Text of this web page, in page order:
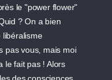
le "power flower"
? On a bien
libéralisme
pas vous, mais moi
le fait pas ! Alors